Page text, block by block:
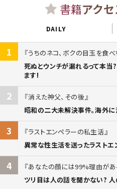
書籍アク
DAILY
1
うちのネコ、ボクの目玉を食べ
死ぬとウンチが漏れるって本当
ます!
2
消えた神父、その後
昭和の二大未解決事件。海外に
3
ラストエンペラーの私生活
異常な性生活を送ったラストエ
4
あなたの顔には99%理由があ
ツリ目は人の話を聞かない? 人